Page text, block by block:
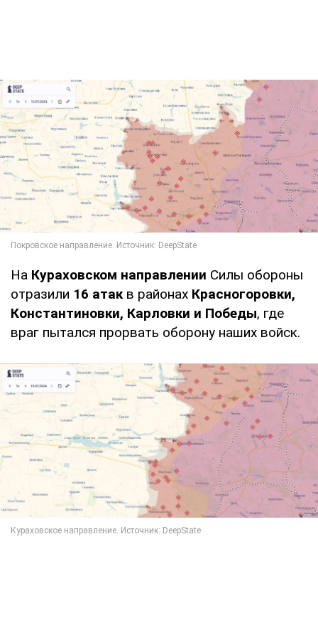
На Кураховском направлении Силы обороны
отразили 16 атакв районах Красногоровки,
Константиновки, Карловки и Победы, где
враг пытался прорвать оборону наших войск.